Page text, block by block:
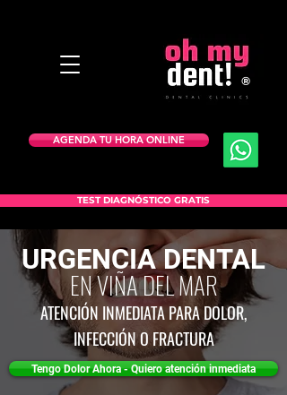
®
AGENDA TU HORA ONLINE
TEST DIAGNÓSTICO GRATIS
URGENCIA DENTAL
EN VIÑA DEL MAR
ATENCIÓN INMEDIATA PARA DOLOR,
INFECCIÓN O FRACTURA
Tengo Dolor Ahora - Quiero atención inmediata